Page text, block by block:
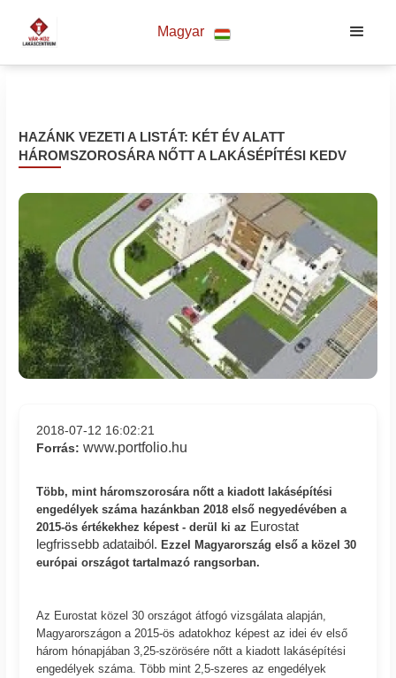
Magyar
HAZÁNK VEZETI A LISTÁT: KÉT ÉV ALATT
HÁROMSZOROSÁRA NŐTT A LAKÁSÉPÍTÉSI KEDV
2018-07-12 16:02:21
Forrás:www.portfolio.hu
Több, mint háromszorosára nőtt a kiadott lakásépítési
engedélyek száma hazánkban 2018 első negyedévében a
2015-ös értékekhez képest - derül ki az Eurostat
legfrissebb adataiból. Ezzel Magyarország első a közel 30
európai országot tartalmazó rangsorban.
Az Eurostat közel 30 országot átfogó vizsgálata alapján,
Magyarországon a 2015-ös adatokhoz képest az idei év első
három hónapjában 3,25-szörösére nőtt a kiadott lakásépítési
engedélyek száma. Több mint 2,5-szeres az engedélyek